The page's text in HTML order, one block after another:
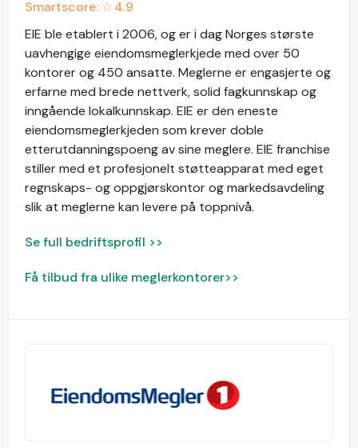
Smartscore: ☆4.9
EIE ble etablert i 2006, og er i dag Norges største
uavhengige eiendomsmeglerkjede med over 50
kontorer og 450 ansatte. Meglerne er engasjerte og
erfarne med brede nettverk, solid fagkunnskap og
inngående lokalkunnskap. EIE er den eneste
eiendomsmeglerkjeden som krever doble
etterutdanningspoeng av sine meglere. EIE franchise
stiller med et profesjonelt støtteapparat med eget
regnskaps- og oppgjørskontor og markedsavdeling
slik at meglerne kan levere på toppnivå.
Se full bedriftsprofil >>
Få tilbud fra ulike meglerkontorer>>